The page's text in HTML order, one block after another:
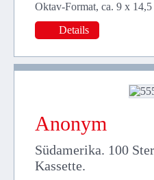
Oktav-Format, ca. 9 x 14,5
Details
Anonym
Südamerika. 100
Kassette.